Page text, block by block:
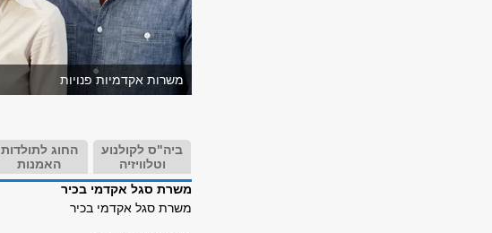
משרות אקדמיות פנויות
ביה"ס לקולנוע
וטלוויזיה
החוג לתולדות
האמנות
משרת סגל אקדמי בכיר
משרת סגל אקדמי בכיר